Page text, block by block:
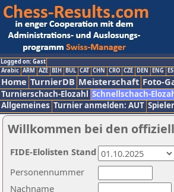
Logged on: Gast
Arabic ARM AZE BIH BUL CAT CHN CRO CZE DEN ENG
Home TurnierDB Meisterschaft Foto-
Turnierschach-Elozahl Schnellschach-
Allgemeines Turnier anmelden: AUT
Willkommen bei den
Nachname
Personennummer
FIDE-Elolisten Stand